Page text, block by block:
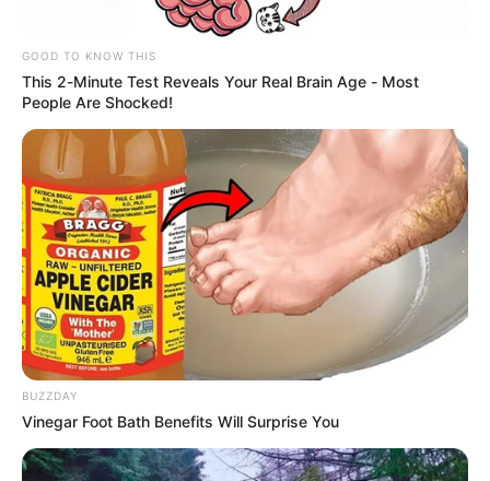
Movilidad quitaría dura
CONDUCTOR
Movilidad sorprende a
colegios: Estudiantes
celebran modificación
NORMAS DE TRÁNSITO
aumentar en vías de
Bogotá: Secretaría lo
definiría
GOOD TO KNOW THIS
This 2-Minute Test Reveals Your Real Brain Age - Most
People Are Shocked!
BUZZDAY
Vinegar Foot Bath Benefits Will Surprise You